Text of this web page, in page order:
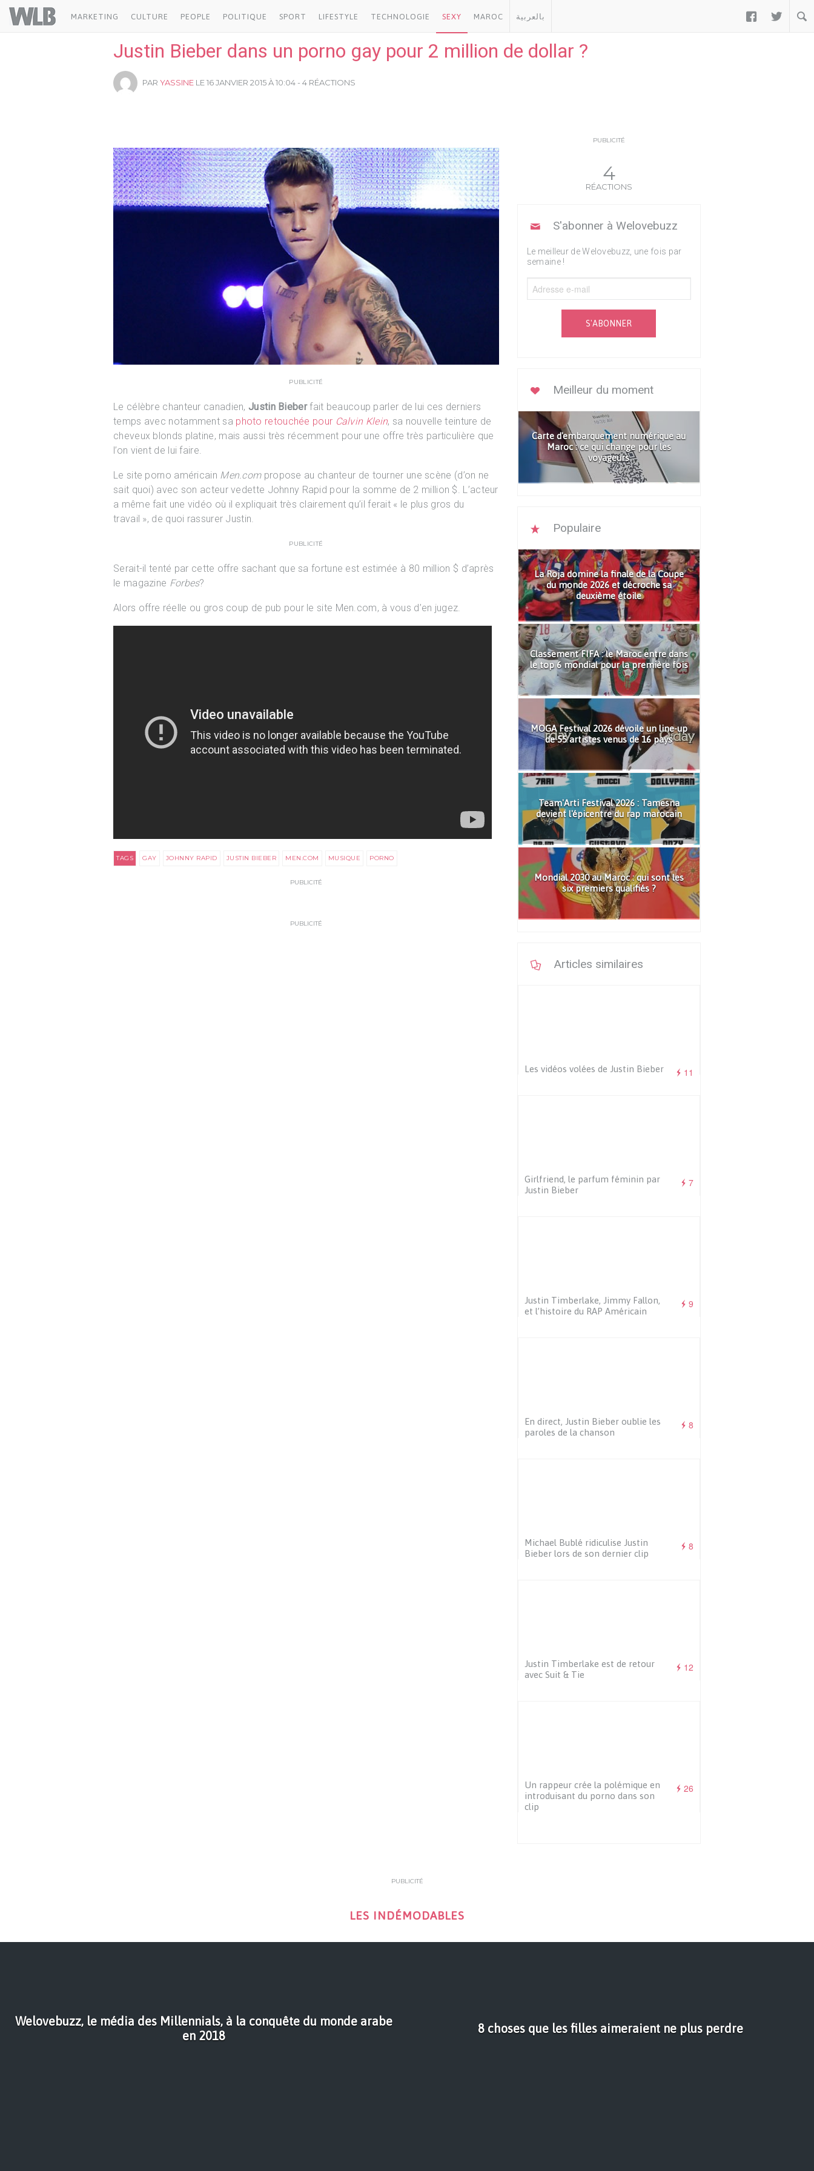
Welovebuzz
MARKETING CULTURE PEOPLE POLITIQUE SPORT LIFESTYLE TECHNOLOGIE SEXY MAROC بالعربية  
Justin Bieber dans un porno gay pour 2 million de dollar ?
PAR YASSINE LE 16 JANVIER 2015 À 10:04 - 4 RÉACTIONS
PUBLICITÉ
Le célèbre chanteur canadien, Justin Bieberfait beaucoup parler de lui ces derniers
temps avec notamment sa photo retouchée pour Calvin Klein, sa nouvelle teinture de
cheveux blonds platine, mais aussi très récemment pour une offre très particulière que
l’on vient de lui faire.
Le site porno américain Men.compropose au chanteur de tourner une scène (d’on ne
sait quoi) avec son acteur vedette Johnny Rapid pour la somme de 2 million $. L’acteur
a même fait une vidéo où il expliquait très clairement qu’il ferait « le plus gros du
travail », de quoi rassurer Justin.
PUBLICITÉ
Serait-il tenté par cette offre sachant que sa fortune est estimée à 80 million $ d’après
le magazine Forbes?
Alors offre réelle ou gros coup de pub pour le site Men.com, à vous d’en jugez.
TAGS GAY JOHNNY RAPID JUSTIN BIEBER MEN.COM MUSIQUE PORNO
PUBLICITÉ
PUBLICITÉ
PUBLICITÉ
4
RÉACTIONS
S'abonner à Welovebuzz
Le meilleur de Welovebuzz, une fois par
semaine !
S'ABONNER
Meilleur du moment
Carte d'embarquement numérique au
Maroc : ce qui change pour les
voyageurs
Populaire
La Roja domine la finale de la Coupe
du monde 2026 et décroche sa
deuxième étoile
Classement FIFA : le Maroc entre dans
le top 6 mondial pour la première fois
MOGA Festival 2026 dévoile un line-up
de 55 artistes venus de 16 pays
Team'Arti Festival 2026 : Tamesna
devient l'épicentre du rap marocain
Mondial 2030 au Maroc : qui sont les
six premiers qualifiés ?
Articles similaires
11
Les vidéos volées de Justin Bieber
7
Girlfriend, le parfum féminin par
Justin Bieber
9
Justin Timberlake, Jimmy Fallon,
et l’histoire du RAP Américain
8
En direct, Justin Bieber oublie les
paroles de la chanson
8
Michael Bublé ridiculise Justin
Bieber lors de son dernier clip
12
Justin Timberlake est de retour
avec Suit & Tie
26
Un rappeur crée la polémique en
introduisant du porno dans son
clip
PUBLICITÉ
LES INDÉMODABLES
Welovebuzz, le média des Millennials, à la conquête du monde arabe
en 2018
8 choses que les filles aimeraient ne plus perdre